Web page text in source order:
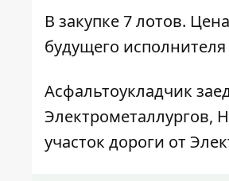
В закупке 7 лотов.
будущего
Асфальтоукладчик
Электрометаллургов,
участок дороги от